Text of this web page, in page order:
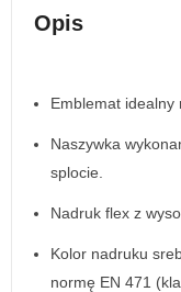
Opis
Emblemat idealny
Naszywka
splocie.
Nadruk flex z
Kolor nadruku
normę EN 471